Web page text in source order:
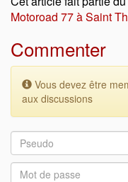
Motoroad 77 à Saint
Commenter
Vous devez être
aux discussions